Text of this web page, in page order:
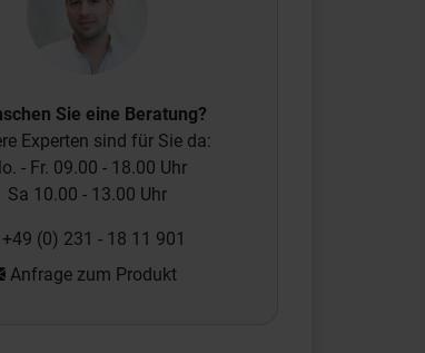
Sie eine Beratung?
Experten sind für Sie da:
- Fr. 09.00 - 18.00 Uhr
Sa 10.00 - 13.00 Uhr
(0) 231 - 18 11 901
Anfrage zum Produkt